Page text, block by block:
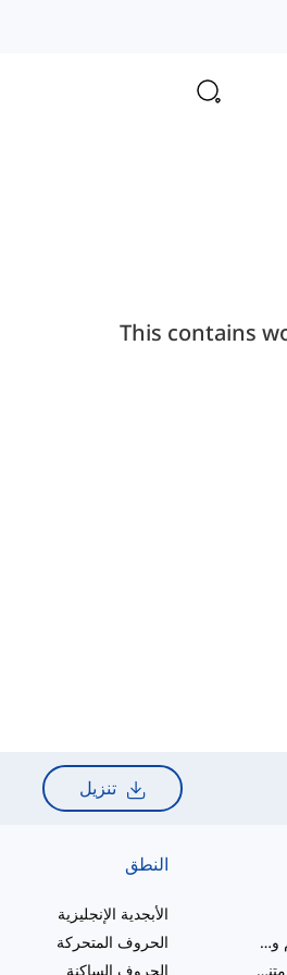
This contains
تنزيل
علامات الترقيم والإملاء
مواضيع قواعد متنوعة
النطق
الأبجدية الإنجليزية
الحروف المتحركة
الحروف الساكنة